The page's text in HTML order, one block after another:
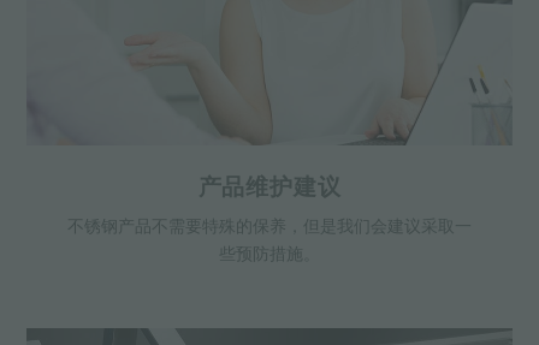
产品维护建议
不锈钢产品不需要特殊的保养，但是我们会建议采取一
些预防措施。